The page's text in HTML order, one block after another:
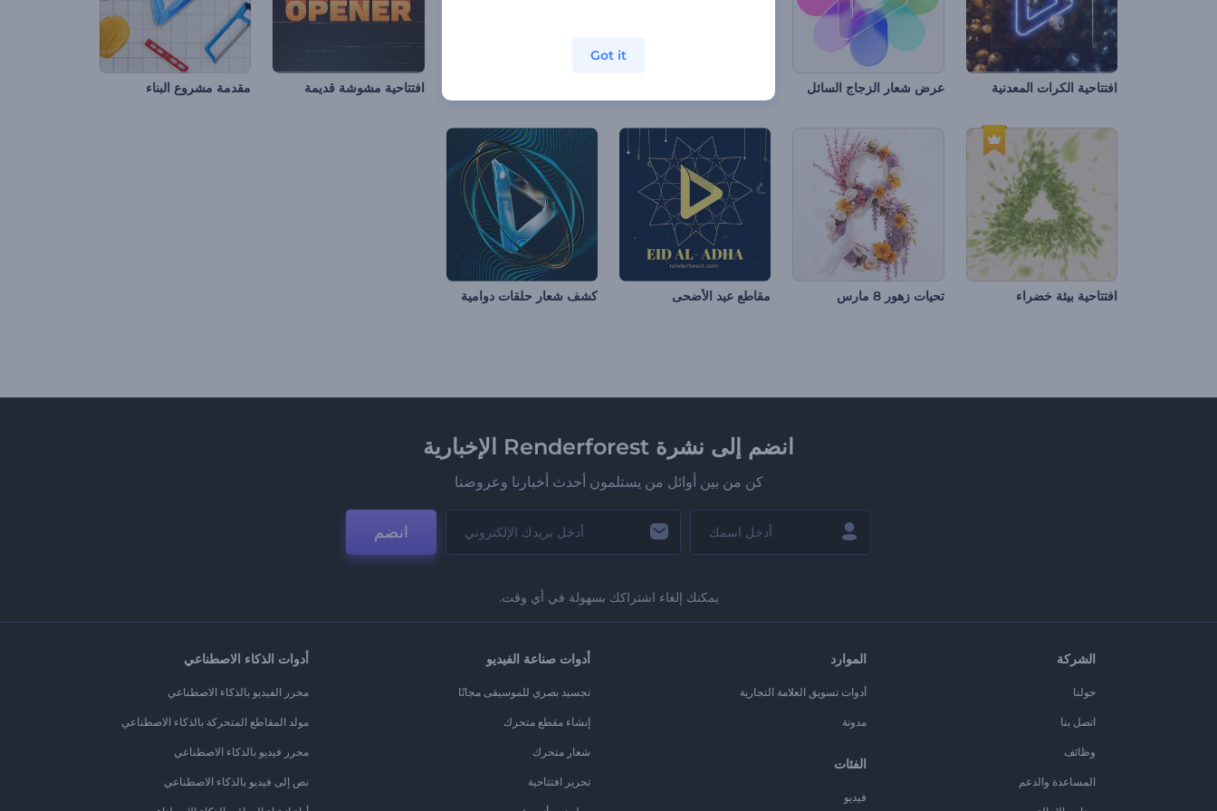
افتتاحية الكرات المعدنية عرض شعار الزجاج السائل افتتاحية مشوشة قديمة مقدمة مشروع البناء
افتتاحية بيئة خضراء تحيات زهور 8 مارس مقاطع عيد الأضحى كشف شعار حلقات دوامية
انضم إلى نشرة Renderforest الإخبارية
كن من بين أوائل من يستلمون أحدث أخبارنا وعروضنا
انضم
يمكنك إلغاء اشتراكك بسهولة في أي وقت.
الشركة
حولنا
اتصل بنا
وظائف
المساعدة والدعم
الموارد
أدوات تسويق العلامة التجارية
مدونة
الفئات
فيديو
أدوات صناعة الفيديو
تجسيد بصري للموسيقى مجانًا
إنشاء مقطع متحرك
شعار متحرك
تحرير افتتاحية
أدوات الذكاء الاصطناعي
محرر الفيديو بالذكاء الاصطناعي
مولد المقاطع المتحركة بالذكاء الاصطناعي
محرر فيديو بالذكاء الاصطناعي
نص إلى فيديو بالذكاء الاصطناعي
Got it